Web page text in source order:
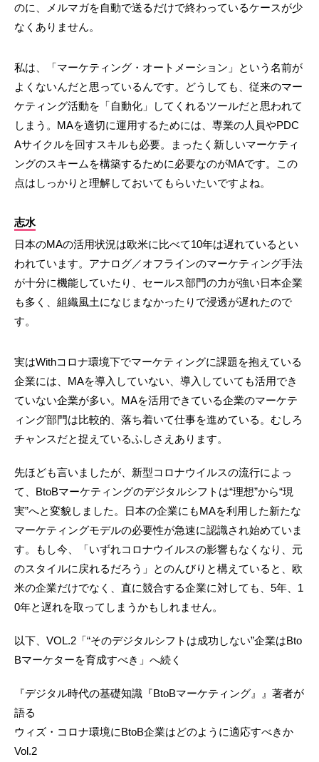
のに、メルマガを自動で送るだけで終わっているケースが少
なくありません。
私は、「マーケティング・オートメーション」という名前が
よくないんだと思っているんです。どうしても、従来のマー
ケティング活動を「自動化」してくれるツールだと思われて
しまう。MAを適切に運用するためには、専業の人員やPDC
Aサイクルを回すスキルも必要。まったく新しいマーケティ
ングのスキームを構築するために必要なのがMAです。この
点はしっかりと理解しておいてもらいたいですよね。
志水
日本のMAの活用状況は欧米に比べて10年は遅れているとい
われています。アナログ／オフラインのマーケティング手法
が十分に機能していたり、セールス部門の力が強い日本企業
も多く、組織風土になじまなかったりで浸透が遅れたので
す。
実はWithコロナ環境下でマーケティングに課題を抱えている
企業には、MAを導入していない、導入していても活用でき
ていない企業が多い。MAを活用できている企業のマーケテ
ィング部門は比較的、落ち着いて仕事を進めている。むしろ
チャンスだと捉えているふしさえあります。
先ほども言いましたが、新型コロナウイルスの流行によっ
て、BtoBマーケティングのデジタルシフトは“理想”から“現
実”へと変貌しました。日本の企業にもMAを利用した新たな
マーケティングモデルの必要性が急速に認識され始めていま
す。もし今、「いずれコロナウイルスの影響もなくなり、元
のスタイルに戻れるだろう」とのんびりと構えていると、欧
米の企業だけでなく、直に競合する企業に対しても、5年、1
0年と遅れを取ってしまうかもしれません。
以下、VOL.2「“そのデジタルシフトは成功しない”企業はBto
Bマーケターを育成すべき」へ続く
『デジタル時代の基礎知識『BtoBマーケティング』』著者が
語る
ウィズ・コロナ環境にBtoB企業はどのように適応すべきか
Vol.2